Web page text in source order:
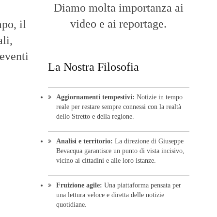
il
Diamo molta importanza ai
video e ai reportage.
La Nostra Filosofia
Aggiornamenti tempestivi: Notizie in tempo
reale per restare sempre connessi con la realtà
dello Stretto e della regione.
Analisi e territorio: La direzione di Giuseppe
Bevacqua garantisce un punto di vista incisivo,
vicino ai cittadini e alle loro istanze.
Fruizione agile: Una piattaforma pensata per
una lettura veloce e diretta delle notizie
quotidiane.